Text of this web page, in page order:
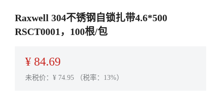
Raxwell 304不锈钢自锁扎带4.6*500
RSCT0001，100根/包
¥ 84.69
未税价：¥ 74.95 （税率：13%）